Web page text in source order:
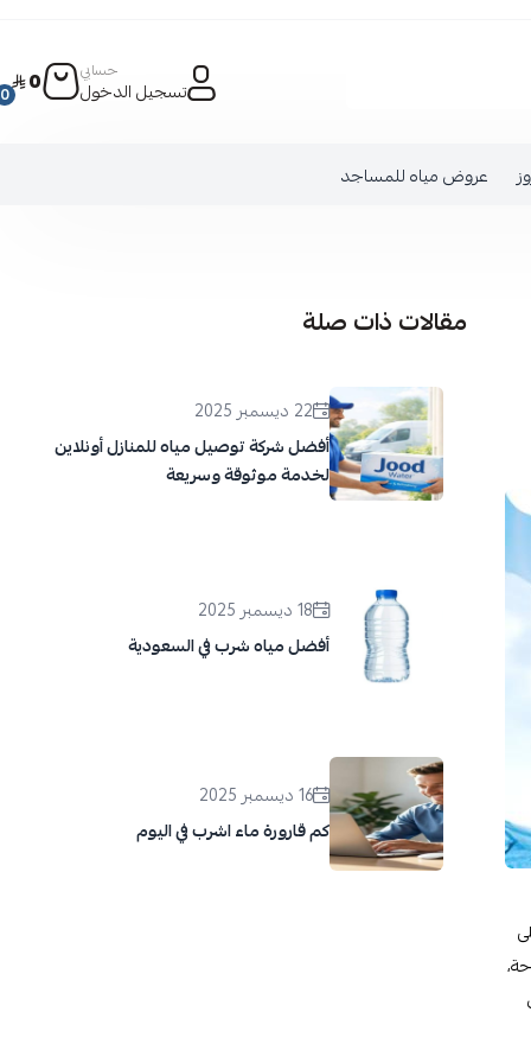
حسابي
تسجيل الدخول 0 0
عروض مياه للمساجد
مقالات ذات صلة
22 ديسمبر 2025
أفضل شركة توصيل مياه للمنازل أونلاين
لخدمة موثوقة وسريعة
18 ديسمبر 2025
أفضل مياه شرب في السعودية
16 ديسمبر 2025
كم قارورة ماء اشرب في اليوم